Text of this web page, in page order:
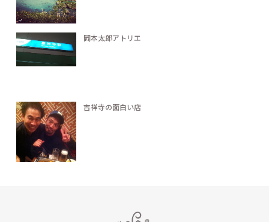
岡本太郎アトリエ
吉祥寺の面白い店